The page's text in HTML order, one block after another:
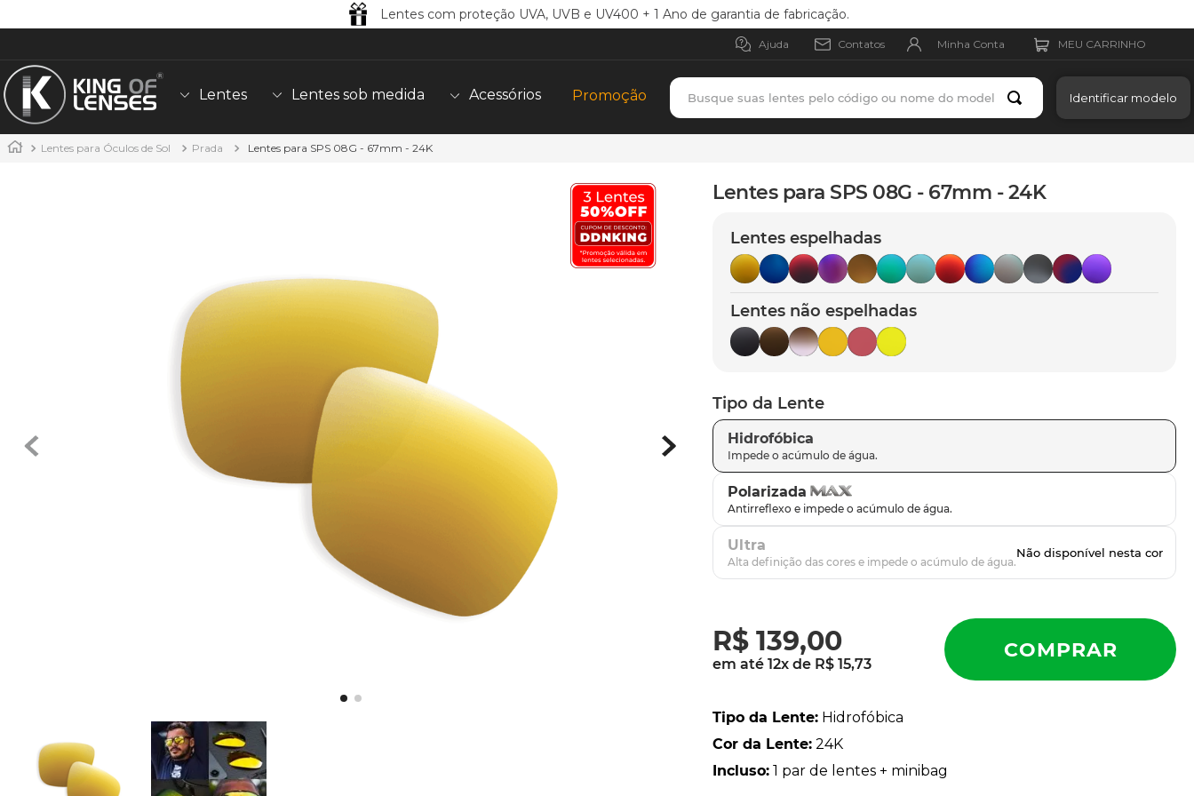
Lentes com proteção UVA, UVB e UV400 + 1 Ano de garantia de fabricação.
Ajuda Contatos Minha Conta
Lentes Lentes sob medida Acessórios Promoção
Busque suas lentes pelo código ou nome do modelo
Identificar modelo
Lentes para Óculos de Sol Prada Lentes para SPS 08G - 67mm - 24K
Lentes para SPS 08G - 67mm - 24K
Lentes espelhadas
Lentes não espelhadas
Tipo da Lente
Hidrofóbica
Polarizada
Ultra
R$ 139,00
em até12x de R$ 15,73
Tipo da Lente: Hidrofóbica
Cor da Lente: 24K
Incluso: 1 par de lentes + minibag
8
9 latch
sutro